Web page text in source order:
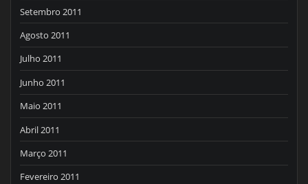
Setembro 2011
Agosto 2011
Julho 2011
Junho 2011
Maio 2011
Abril 2011
Março 2011
Fevereiro 2011